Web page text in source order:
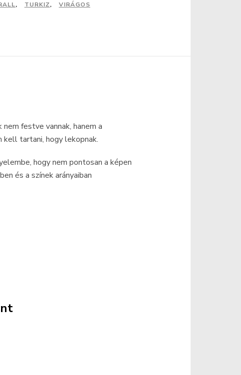
, TURKIZ, VIRÁGOS
festve vannak, hanem a
tartani, hogy lekopnak.
hogy nem pontosan a képen
és a színek arányaiban